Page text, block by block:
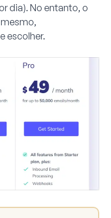
dia). No entanto, o
escolher.